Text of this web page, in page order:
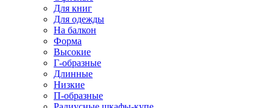
Для книг
Для одежды
На балкон
Форма
Высокие
Г-образные
Длинные
Низкие
П-образные